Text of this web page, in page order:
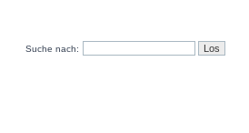
Suche nach: